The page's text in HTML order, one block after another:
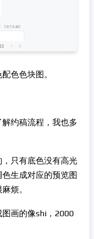
色色块图。
约稿流程，我也多
只有底色没有高光
生成对应的预览图
烦。
画的像shi，2000